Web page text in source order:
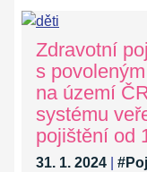
Zdravotní
s
na území
systému
pojištění od
31. 1. 2024